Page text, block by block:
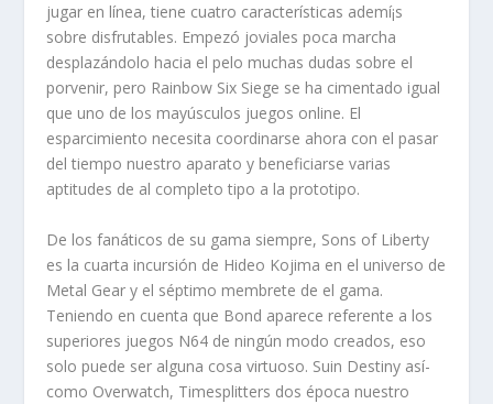
jugar en línea, tiene cuatro características ademí¡s
sobre disfrutables. Empezó joviales poca marcha
desplazándolo hacia el pelo muchas dudas sobre el
porvenir, pero Rainbow Six Siege se ha cimentado igual
que uno de los mayúsculos juegos online. El
esparcimiento necesita coordinarse ahora con el pasar
del tiempo nuestro aparato y beneficiarse varias
aptitudes de al completo tipo a la prototipo.
De los fanáticos de su gama siempre, Sons of Liberty
es la cuarta incursión de Hideo Kojima en el universo de
Metal Gear y el séptimo membrete de el gama.
Teniendo en cuenta que Bond aparece referente a los
superiores juegos N64 de ningún modo creados, eso
solo puede ser alguna cosa virtuoso. Suin Destiny así­
como Overwatch, Timesplitters dos época nuestro